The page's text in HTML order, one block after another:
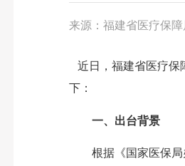
来源：福建省医疗保障
近日，福建省医疗保
下：
一、出台背景
根据《国家医保